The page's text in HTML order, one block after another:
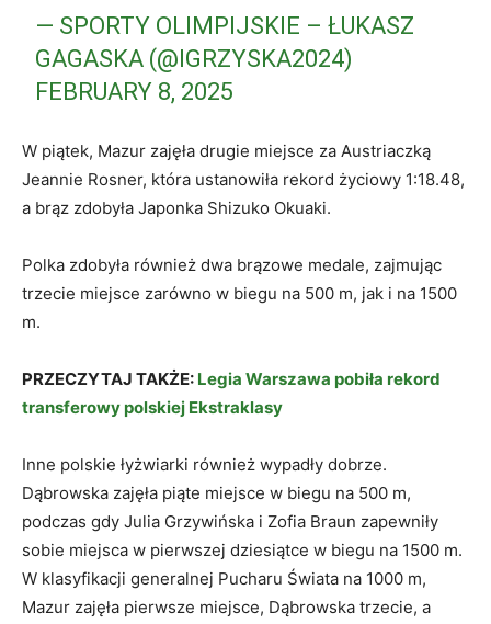
— SPORTY OLIMPIJSKIE – ŁUKASZ
GAGASKA (@IGRZYSKA2024)
FEBRUARY 8, 2025
W piątek, Mazur zajęła drugie miejsce za Austriaczką
Jeannie Rosner, która ustanowiła rekord życiowy 1:18.48,
a brąz zdobyła Japonka Shizuko Okuaki.
Polka zdobyła również dwa brązowe medale, zajmując
trzecie miejsce zarówno w biegu na 500 m, jak i na 1500
m.
PRZECZYTAJ TAKŻE: Legia Warszawa pobiła rekord
transferowy polskiej Ekstraklasy
Inne polskie łyżwiarki również wypadły dobrze.
Dąbrowska zajęła piąte miejsce w biegu na 500 m,
podczas gdy Julia Grzywińska i Zofia Braun zapewniły
sobie miejsca w pierwszej dziesiątce w biegu na 1500 m.
W klasyfikacji generalnej Pucharu Świata na 1000 m,
Mazur zajęła pierwsze miejsce, Dąbrowska trzecie, a